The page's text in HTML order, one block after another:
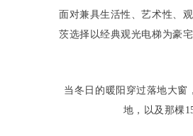
面对兼具生活性、艺术性、
茨选择以经典观光电梯为豪
当冬日的暖阳穿过落地大窗
地，以及那棵